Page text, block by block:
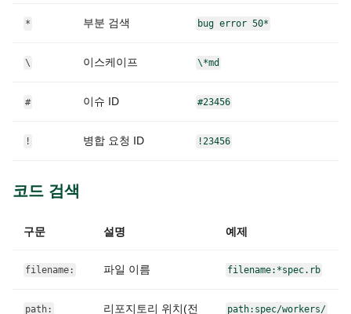
* 부분 검색 bug error 50*
\ 이스케이프 \*md
# 이슈 ID #23456
! 병합 요청 ID !23456
코드 검색
구문 설명 예제
filename: 파일 이름 filename:*spec.rb
path:
리포지토리 위치(전
path:spec/workers/